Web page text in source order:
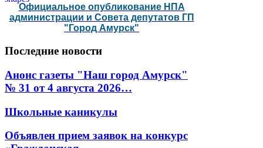
Официальное опубликование НПА
администрации и Совета депутатов ГП
"Город Амурск"
Последние новости
Анонс газеты "Наш город Амурск"
№ 31 от 4 августа 2026…
Школьные каникулы
Объявлен прием заявок на конкурс